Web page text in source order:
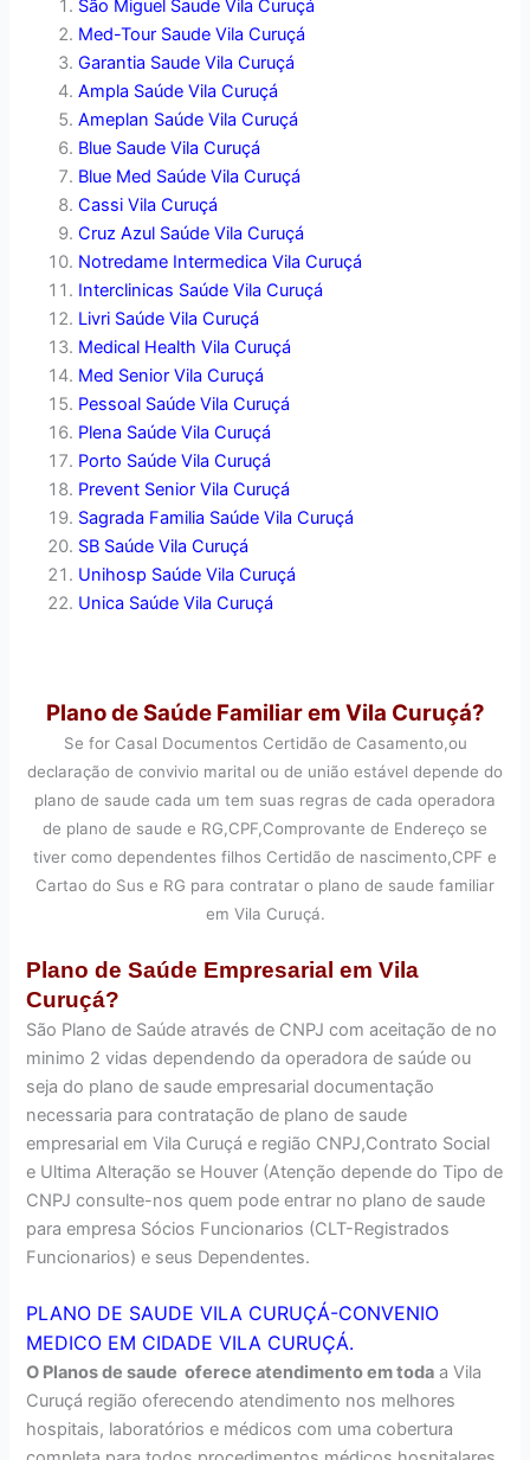
São Miguel Saude Vila Curuçá
Med-Tour Saude Vila Curuçá
Garantia Saude Vila Curuçá
Ampla Saúde Vila Curuçá
Ameplan Saúde Vila Curuçá
Blue Saude Vila Curuçá
Blue Med Saúde Vila Curuçá
Cassi Vila Curuçá
Cruz Azul Saúde Vila Curuçá
Notredame Intermedica Vila Curuçá
Interclinicas Saúde Vila Curuçá
Livri Saúde Vila Curuçá
Medical Health Vila Curuçá
Med Senior Vila Curuçá
Pessoal Saúde Vila Curuçá
Plena Saúde Vila Curuçá
Porto Saúde Vila Curuçá
Prevent Senior Vila Curuçá
Sagrada Familia Saúde Vila Curuçá
SB Saúde Vila Curuçá
Unihosp Saúde Vila Curuçá
Unica Saúde Vila Curuçá
Plano de Saúde Familiar em Vila Curuçá?
Se for Casal Documentos Certidão de Casamento,ou
declaração de convivio marital ou de união estável depende do
plano de saude cada um tem suas regras de cada operadora
de plano de saude e RG,CPF,Comprovante de Endereço se
tiver como dependentes filhos Certidão de nascimento,CPF e
Cartao do Sus e RG para contratar o plano de saude familiar
em Vila Curuçá.
Plano de Saúde Empresarial em Vila
Curuçá?
São Plano de Saúde através de CNPJ com aceitação de no
minimo 2 vidas dependendo da operadora de saúde ou
seja do plano de saude empresarial documentação
necessaria para contratação de plano de saude
empresarial em Vila Curuçá e região CNPJ,Contrato Social
e Ultima Alteração se Houver (Atenção depende do Tipo de
CNPJ consulte-nos quem pode entrar no plano de saude
para empresa Sócios Funcionarios (CLT-Registrados
Funcionarios) e seus Dependentes.
PLANO DE SAUDE VILA CURUÇÁ-CONVENIO
MEDICO EM CIDADE VILA CURUÇÁ.
O Planos de saude oferece atendimento em toda a Vila
Curuçá região oferecendo atendimento nos melhores
hospitais, laboratórios e médicos com uma cobertura